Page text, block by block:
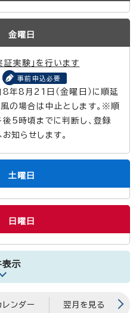
金曜日
証実験」を行います
事前申込必要
年8月21日（金曜日）に順延
の場合は中止とします。※順
後5時頃までに判断し、登録
知らせします。
土曜日
日曜日
表示
ンダー 翌月を見る